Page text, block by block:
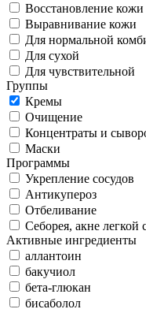
Восстановление кожи
Выравнивание кожи
Для нормальной
Для сухой
Для чувствительной
Группы
Кремы
Очищение
Концентраты и
Маски
Программы
Укрепление сосудов
Антикупероз
Отбеливание
Себорея, акне легкой
Активные ингредиенты
аллантоин
бакучиол
бета-глюкан
бисаболол